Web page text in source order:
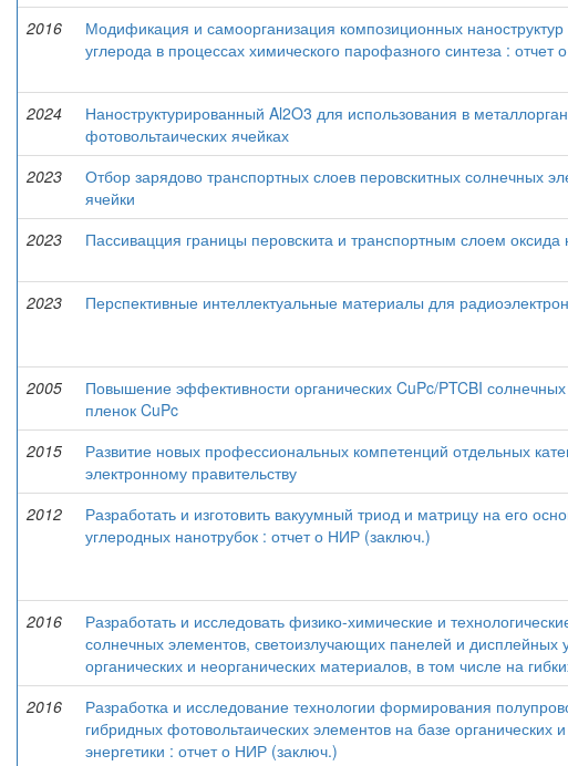
2016
Модификация и самоорганизация композиционных
углерода в процессах химического парофазного синтеза : отчет
2024
Наноструктурированный Al2O3 для использования в
фотовольтаических ячейках
2023
Отбор зарядово транспортных слоев перовскитных солнечных
ячейки
2023 Пассивацция границы перовскита и транспортным слоем
2023
Перспективные интеллектуальные материалы для
2005
Повышение эффективности органических CuPc/PTCBI
пленок CuPc
2015
Развитие новых профессиональных компетенций отдельных
электронному правительству
2012
Разработать и изготовить вакуумный триод и матрицу на его
углеродных нанотрубок : отчет о НИР (заключ.)
2016
Разработать и исследовать физико-химические и
солнечных элементов, светоизлучающих панелей и дисплейных
органических и неорганических материалов, в том числе на
2016
Разработка и исследование технологии формирования
гибридных фотовольтаических элементов на базе
энергетики : отчет о НИР (заключ.)